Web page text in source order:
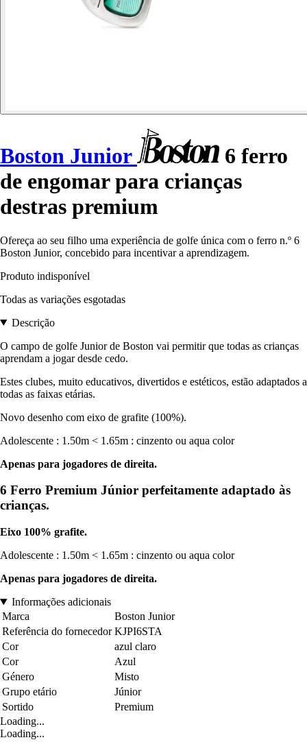
Boston Junior
6 ferro
de engomar para crianças
destras premium
Ofereça ao seu filho uma experiência de golfe única com o ferro n.º 6
Boston Junior, concebido para incentivar a aprendizagem.
Produto indisponível
Todas as variações esgotadas
Descrição
O campo de golfe Junior de Boston vai permitir que todas as crianças
aprendam a jogar desde cedo.
Estes clubes, muito educativos, divertidos e estéticos, estão adaptados a
todas as faixas etárias.
Novo desenho com eixo de grafite (100%).
Adolescente : 1.50m < 1.65m : cinzento ou aqua color
Apenas para jogadores de direita.
6 Ferro Premium Júnior perfeitamente adaptado às
crianças.
Eixo 100% grafite.
Adolescente : 1.50m < 1.65m : cinzento ou aqua color
Apenas para jogadores de direita.
Informações adicionais
Marca
Boston Junior
Referência do fornecedor KJPI6STA
Cor
azul claro
Cor
Azul
Género
Misto
Grupo etário
Júnior
Sortido
Premium
Loading...
Loading...